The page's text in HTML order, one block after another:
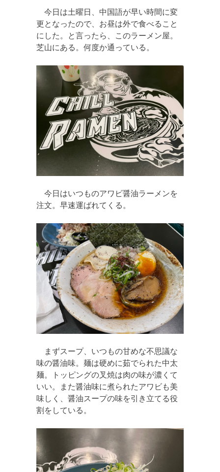
今日は土曜日
、中国語が早い時間に変
更となったので、お昼は外で食べること
にした。と言ったら、このラーメン屋。
芝山にある。何度か通っている。
今日はいつものアワビ醤油ラーメンを
注文。早速運ばれてくる。
まずスープ、いつもの甘めな不思議な
味の醤油味。麺は硬めに茹でられた中太
麺。トッピングの叉焼は肉の味が濃くて
いい。また醤油味に煮られたアワビも美
味しく、醤油スープの味を引き立てる役
割をしている。